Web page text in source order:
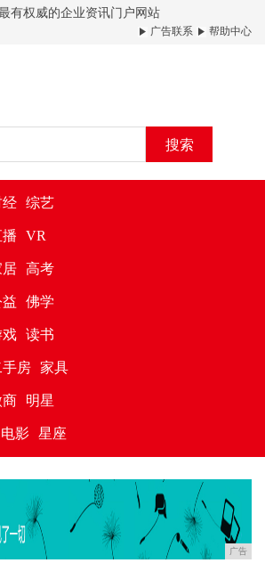
有权威的企业资讯门户网站
广告联系 帮助中心
搜索
经 综艺
VR
居 高考
佛学
戏 读书
手房 家具
商 明星
电影 星座
广告